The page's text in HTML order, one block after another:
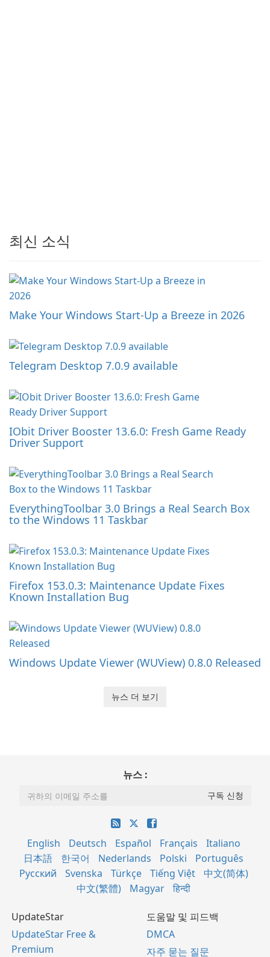
최신 소식
Make Your Windows Start-Up a Breeze in 2026
Telegram Desktop 7.0.9 available
IObit Driver Booster 13.6.0: Fresh Game Ready
Driver Support
EverythingToolbar 3.0 Brings a Real Search Box
to the Windows 11 Taskbar
Firefox 153.0.3: Maintenance Update Fixes
Known Installation Bug
Windows Update Viewer (WUView) 0.8.0 Released
뉴스 더 보기
뉴스 :
English Deutsch Español Français
Italiano
日本語
한국어 Nederlands Polski
Português
Русский
Svenska Türkçe Tiếng Việt
中文(简体)
中文(繁體)
Magyar हिन्दी
UpdateStar
UpdateStar Free &
Premium
도움말 및 피드백
DMCA
자주 묻는 질문